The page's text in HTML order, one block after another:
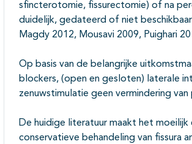
open- en dichtklappen
sfincterotomie, fissurectomie) of na
duidelijk, gedateerd of niet
Magdy 2012, Mousavi 2009, Puighari
Op basis van de belangrijke
blockers, (open en gesloten) laterale
zenuwstimulatie geen vermindering
De huidige literatuur maakt het
conservatieve behandeling van fissura